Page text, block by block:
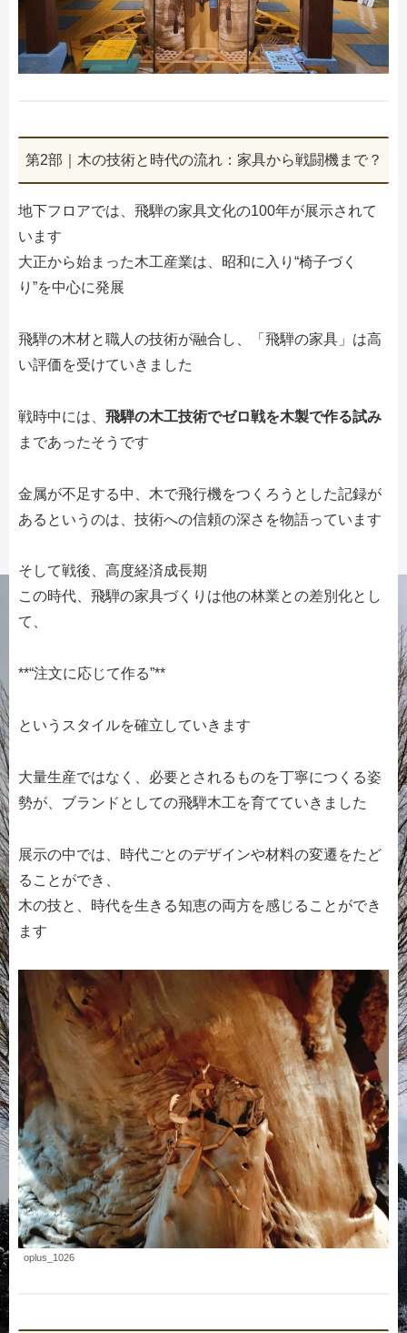
第2部｜木の技術と時代の流れ：家具から戦闘機まで？
地下フロアでは、飛騨の家具文化の100年が展示されて
います
大正から始まった木工産業は、昭和に入り“椅子づく
り”を中心に発展
飛騨の木材と職人の技術が融合し、「飛騨の家具」は高
い評価を受けていきました
戦時中には、 飛騨の木工技術でゼロ戦を木製で作る試み
まであったそうです
金属が不足する中、木で飛行機をつくろうとした記録が
あるというのは、技術への信頼の深さを物語っています
そして戦後、高度経済成長期
この時代、飛騨の家具づくりは他の林業との差別化とし
て、
**“注文に応じて作る”**
というスタイルを確立していきます
大量生産ではなく、必要とされるものを丁寧につくる姿
勢が、ブランドとしての飛騨木工を育てていきました
展示の中では、時代ごとのデザインや材料の変遷をたど
ることができ、
木の技と、時代を生きる知恵の両方を感じることができ
ます
oplus_1026